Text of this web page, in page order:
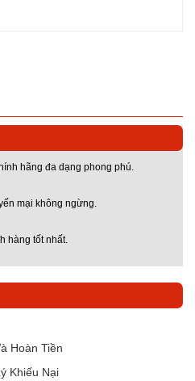
hãng đa dạng phong phú.
mại không ngừng.
hàng tốt nhất.
Hoàn Tiền
Khiếu Nại